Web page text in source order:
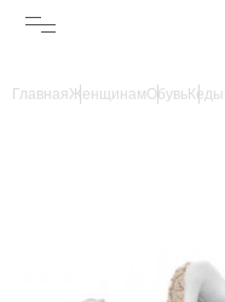
ГлавнаяЖенщинамОбувьКеды